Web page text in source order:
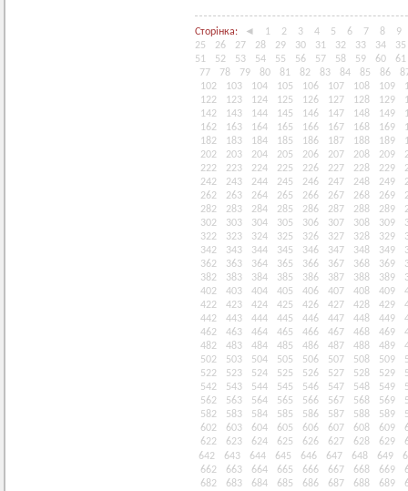
Сторінка: ◄ 1 2 3 4 5 6 7 8
9
25
26 27 28 29 30 31 32 33 34
35
51
52 53 54 55 56 57 58 59 60
61
77
78 79 80 81 82 83 84 85 86
102
103 104 105 106 107 108 109
122
123 124 125 126 127 128 129
142
143 144 145 146 147 148 149
162
163 164 165 166 167 168 169
182
183 184 185 186 187 188 189
202
203 204 205 206 207 208 209
222
223 224 225 226 227 228 229
242
243 244 245 246 247 248 249
262
263 264 265 266 267 268 269
282
283 284 285 286 287 288 289
302
303 304 305 306 307 308 309
322
323 324 325 326 327 328 329
342
343 344 345 346 347 348 349
362
363 364 365 366 367 368 369
382
383 384 385 386 387 388 389
402
403 404 405 406 407 408 409
422
423 424 425 426 427 428 429
442
443 444 445 446 447 448 449
462
463 464 465 466 467 468 469
482
483 484 485 486 487 488 489
502
503 504 505 506 507 508 509
522
523 524 525 526 527 528 529
542
543 544 545 546 547 548 549
562
563 564 565 566 567 568 569
582
583 584 585 586 587 588 589
602
603 604 605 606 607 608 609
622
623 624 625 626 627 628 629
642
643 644 645 646 647 648 649
662
663 664 665 666 667 668 669
682
683 684 685 686 687 688 689